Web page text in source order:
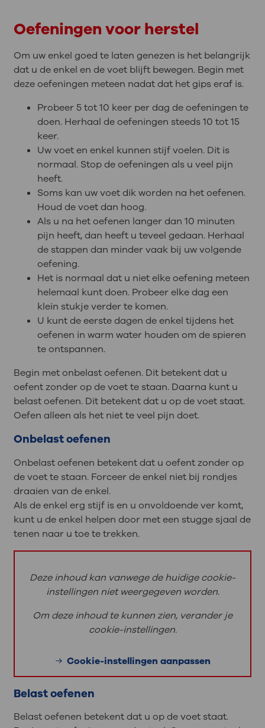
Oefeningen voor herstel
Om uw enkel goed te laten genezen is het belangrijk
dat u de enkel en de voet blijft bewegen. Begin met
deze oefeningen meteen nadat dat het gips eraf is.
Probeer 5 tot 10 keer per dag de oefeningen te
doen. Herhaal de oefeningen steeds 10 tot 15
keer.
Uw voet en enkel kunnen stijf voelen. Dit is
normaal. Stop de oefeningen als u veel pijn
heeft.
Soms kan uw voet dik worden na het oefenen.
Houd de voet dan hoog.
Als u na het oefenen langer dan 10 minuten
pijn heeft, dan heeft u teveel gedaan. Herhaal
de stappen dan minder vaak bij uw volgende
oefening.
Het is normaal dat u niet elke oefening meteen
helemaal kunt doen. Probeer elke dag een
klein stukje verder te komen.
U kunt de eerste dagen de enkel tijdens het
oefenen in warm water houden om de spieren
te ontspannen.
Begin met onbelast oefenen. Dit betekent dat u
oefent zonder op de voet te staan. Daarna kunt u
belast oefenen. Dit betekent dat u op de voet staat.
Oefen alleen als het niet te veel pijn doet.
Onbelast oefenen
Onbelast oefenen betekent dat u oefent zonder op
de voet te staan. Forceer de enkel niet bij rondjes
draaien van de enkel.
Als de enkel erg stijf is en u onvoldoende ver komt,
kunt u de enkel helpen door met een stugge sjaal de
tenen naar u toe te trekken.
Deze inhoud kan vanwege de huidige cookie-
instellingen niet weergegeven worden.
Om deze inhoud te kunnen zien, verander je
cookie-instellingen.
Cookie-instellingen aanpassen
Belast oefenen
Belast oefenen betekent dat u op de voet staat.